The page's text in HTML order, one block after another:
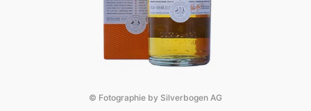
© Fotographie by Silverbogen AG